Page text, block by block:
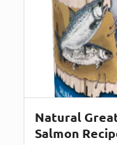
Natural
Salmon